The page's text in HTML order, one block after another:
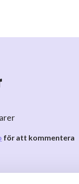
för att kommentera